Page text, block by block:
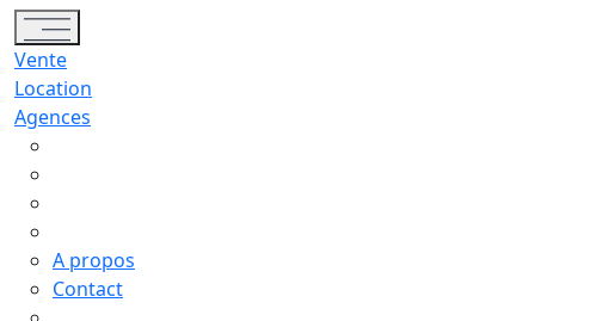
Toggle navigation
Vente
Location
Agences
A propos
Contact